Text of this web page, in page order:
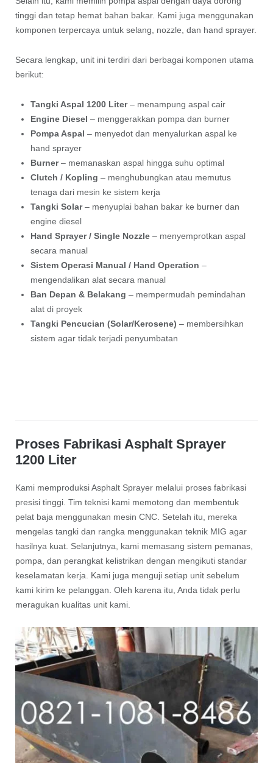
tinggi dan tetap hemat bahan bakar. Kami juga menggunakan
komponen terpercaya untuk selang, nozzle, dan hand sprayer.
Secara lengkap, unit ini terdiri dari berbagai komponen utama
berikut:
Tangki Aspal 1200 Liter– menampung aspal cair
Engine Diesel – menggerakkan pompa dan burner
Pompa Aspal – menyedot dan menyalurkan aspal ke
hand sprayer
Burner– memanaskan aspal hingga suhu optimal
Clutch / Kopling – menghubungkan atau memutus
tenaga dari mesin ke sistem kerja
Tangki Solar– menyuplai bahan bakar ke burner dan
engine diesel
Hand Sprayer / Single Nozzle– menyemprotkan aspal
secara manual
Sistem Operasi Manual / Hand Operation –
mengendalikan alat secara manual
Ban Depan & Belakang – mempermudah pemindahan
alat di proyek
Tangki Pencucian (Solar/Kerosene) – membersihkan
sistem agar tidak terjadi penyumbatan
Proses Fabrikasi Asphalt Sprayer
1200 Liter
Kami memproduksi Asphalt Sprayer melalui proses fabrikasi
presisi tinggi. Tim teknisi kami memotong dan membentuk
pelat baja menggunakan mesin CNC. Setelah itu, mereka
mengelas tangki dan rangka menggunakan teknik MIG agar
hasilnya kuat. Selanjutnya, kami memasang sistem pemanas,
pompa, dan perangkat kelistrikan dengan mengikuti standar
keselamatan kerja. Kami juga menguji setiap unit sebelum
kami kirim ke pelanggan. Oleh karena itu, Anda tidak perlu
meragukan kualitas unit kami.